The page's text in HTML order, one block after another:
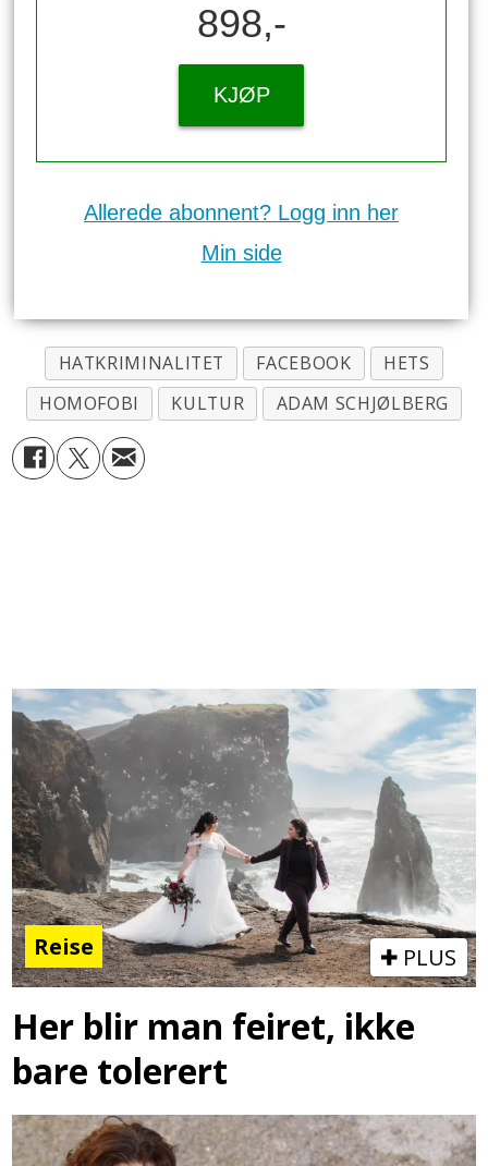
898,-
KJØP
Allerede abonnent? Logg inn her
Min side
HATKRIMINALITET FACEBOOK
HETS
HOMOFOBI
KULTUR ADAM SCHJØLBERG
Reise PLUS
Her blir man feiret, ikke
bare tolerert